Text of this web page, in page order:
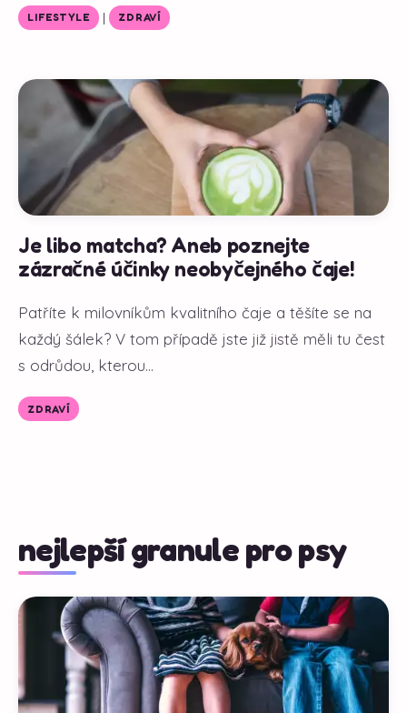
LIFESTYLE | ZDRAVÍ
Je libo matcha? Aneb poznejte
zázračné účinky neobyčejného čaje!
Patříte k milovníkům kvalitního čaje a těšíte se na
každý šálek? V tom případě jste již jistě měli tu čest
s odrůdou, kterou...
ZDRAVÍ
nejlepší granule pro psy